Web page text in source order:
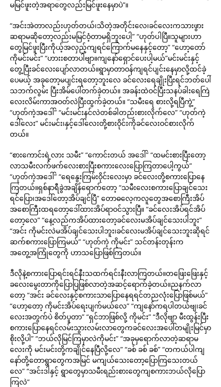
မမြင်ဖူးတဲ့အရာတွေလည်းမြင်ဖူးနေမှာပဲ”။
“အင်းအဲတာလည်းဟုတ်တယ်၊သိတဲ့အတိုင်းလေ၊ခင်လေးကသားဖွား
ဆရာမဆိုတော့လည်းမမြင်ဝံ့တာမရှိဘူးပေါ့” “ဟုတ်ပါပြီ။သူများဟာ
တွေမြင်ဖူးပြီးကိုယ့်အလှည့်ကျရင်ကြောက်မနေနှင့်တော့” “ဟော့တော်
ကိုမင်းမင်း” “ဟားးစတာပါဗျာ။ကျနော်ရှောင်ပေးပါ့မယ်”မင်းမင်းနှင့်
တွေ့ပြီးခင်လေးပျော်လာတယ်။ရွာမှာတာဝန်ကျရင်ပျင်းနေမှာလို့ထင်ခဲ့
ပေမယ့် အခုတော့မပျင်းရတော့ဘူးလေ ခင်လေးရေချိုးပြီးရင်ဘတ်ပေါ်
သဘက်လွမ်း ပြီးအိမ်ပေါ်တက်ခဲ့တယ်။ အခန်းထဲဝင်ပြီးသနပ်ခါးရေကြဲ
လေးလိမ်းကာအဝတ်လဲပြီးထွက်ခဲ့တယ်။ “သမီးရေ စားလို့ရပြီကွဲ့”
“ဟုတ်ကဲ့အဒေါ်” “မင်းမင်းနင်လဲတစ်ခါတည်းစားလိုက်လေ” “ဟုတ်ကဲ့
ဒေါ်လေး” မင်းမင်း၊နှင့်ဒေါ်လေးတို့စားဝိုင်းကိုခင်လေးဝင်စားလိုက်
တယ်။
“စားကောင်းရဲ့လား သမီး” “ကောင်းတယ် အဒေါ်” “ထမင်းစားပြီးတော့
လာသမီးလက်ဖက်လေးစားပြီးစကားလေးပြောကြတာပေါ့ကွယ်”
“ဟုတ်ကဲ့အဒေါ်” “ရေနွေးကြမ်းဝိုင်းလေးမှာ ခင်လေးတို့စကားပြောနေ
ကြတယ်။ရှစ်နာရီခွဲအချိန်ရောက်တော့ “သမီးလေးစကားပြောချင်သေး
ရင်ပြော၊အဒေါ်တော့အိပ်ချင်ပြီ” တောဓလေ့ကလူတွေအစောကြီးအိပ်
အစောကြီးထရတော့ဒေါ်ထားအိပ်ရာဝင်သွားပြီ။ “ခင်လေးအိပ်ရင်အိပ်
တော့လေ” “နေ့လည်ကအိပ်ထားတော့ခင်လေးမအိပ်ချင်သေးပါဘူး”
“အင်း ကိုမင်းလဲမအိပ်ချင်သေးပါဘူး၊ခင်လေးမအိပ်ချင်သေးဘူးဆိုရင်
ဆက်စကားပြောကြမယ်” “ဟုတ်ကဲ့ ကိုမင်း” သင်တန်းတုန်းက
အတွေ့အကြုံတွေကို ဟာသပြောဖြစ်ကြတယ်။
ဒီလိုနဲ့စကားပြောရင်းရင်နီးသထက်ရင်းနီးလာကြတယ်။တဖြေးဖြေးနှင့်
ခလေးမွေးတာကိုပြောပြဖြစ်လာတဲ့အဆင့်ရောက်ခဲ့တယ်။ညနက်လာ
တော့ “အင်း ခင်လေးနှင့်စကားသာပြောနေရရင်တညလုံးပြောဖြစ်မယ်”
“ဟော့တော့ ကိုမင်းအိပ်ရေးပျက်မယ်လေ” “ကျနော်ကရပါတယ်ဗျ၊ခင်
လေးအတွက်ပဲ စိတ်ပူတာ” “ရှင်ဘာဖြစ်လို့ ကိုမင်း” “ဒီလိုဗျာ မီးထွန်းပြီး
စကားပြောနေရင်လမ်းသွားလမ်းလာတွေကခင်လေးအပေါ်တမျိုးမြင်မှာ
စိုးလို့ပါ” “ဘယ်လိုမြင်ကြမှာလဲကိုမင်း” “အခုမှရောက်လာတဲ့ဆရာမ
လေးကို မင်းမင်းတို့ကချိုင်နေပြီလို့လေ” “ခစ် ခစ် ခစ်” “တကယ်ပါကျ
နော်တို့တောရွာတွေကအမြင် မကျယ်သေးတော့ပြောကြသေးတယ်
လေ” “အင်းဒါနှင့် ရွာတွေမှာသမီးရည်းစားတွေကျစကားဘယ်လိုပြော
ကြလဲ”